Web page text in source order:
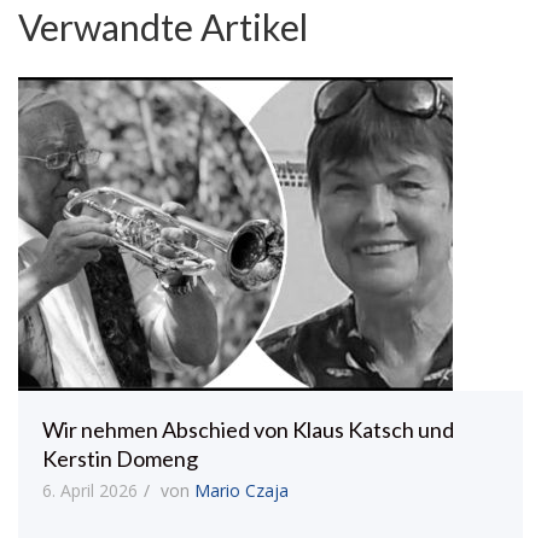
Verwandte Artikel
Wir nehmen Abschied von Klaus Katsch und
Kerstin Domeng
6. April 2026 von Mario Czaja